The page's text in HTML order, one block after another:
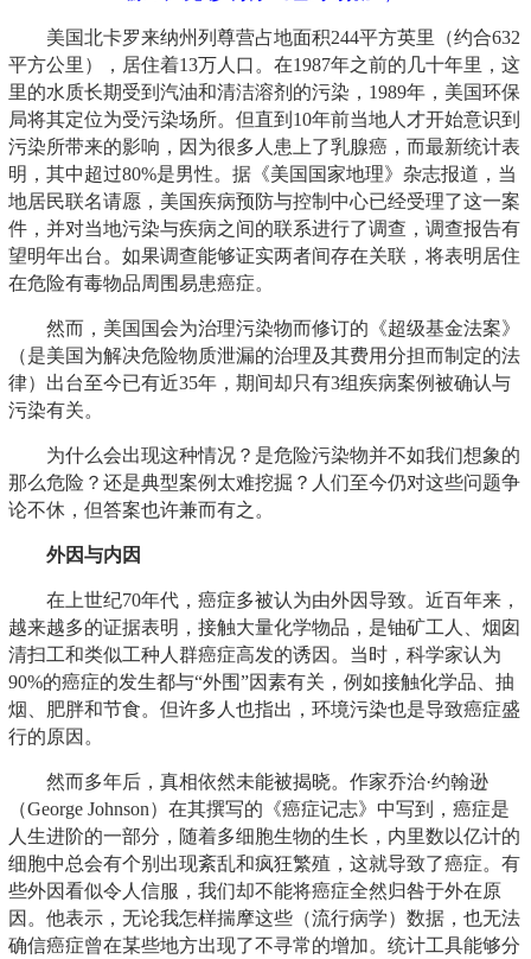
美国北卡罗来纳州列尊营占地面积244平方英里（约合632
平方公里），居住着13万人口。在1987年之前的几十年里，这
里的水质长期受到汽油和清洁溶剂的污染，1989年，美国环保
局将其定位为受污染场所。但直到10年前当地人才开始意识到
污染所带来的影响，因为很多人患上了乳腺癌，而最新统计表
明，其中超过80%是男性。据《美国国家地理》杂志报道，当
地居民联名请愿，美国疾病预防与控制中心已经受理了这一案
件，并对当地污染与疾病之间的联系进行了调查，调查报告有
望明年出台。如果调查能够证实两者间存在关联，将表明居住
在危险有毒物品周围易患癌症。
然而，美国国会为治理污染物而修订的《超级基金法案》
（是美国为解决危险物质泄漏的治理及其费用分担而制定的法
律）出台至今已有近35年，期间却只有3组疾病案例被确认与
污染有关。
为什么会出现这种情况？是危险污染物并不如我们想象的
那么危险？还是典型案例太难挖掘？人们至今仍对这些问题争
论不休，但答案也许兼而有之。
外因与内因
在上世纪70年代，癌症多被认为由外因导致。近百年来，
越来越多的证据表明，接触大量化学物品，是铀矿工人、烟囱
清扫工和类似工种人群癌症高发的诱因。当时，科学家认为
90%的癌症的发生都与“外围”因素有关，例如接触化学品、抽
烟、肥胖和节食。但许多人也指出，环境污染也是导致癌症盛
行的原因。
然而多年后，真相依然未能被揭晓。作家乔治·约翰逊
（George Johnson）在其撰写的《癌症记志》中写到，癌症是
人生进阶的一部分，随着多细胞生物的生长，内里数以亿计的
细胞中总会有个别出现紊乱和疯狂繁殖，这就导致了癌症。有
些外因看似令人信服，我们却不能将癌症全然归咎于外在原
因。他表示，无论我怎样揣摩这些（流行病学）数据，也无法
确信癌症曾在某些地方出现了不寻常的增加。统计工具能够分